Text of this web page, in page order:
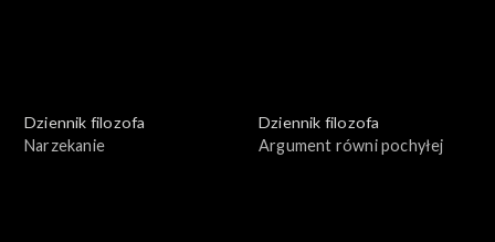
Dziennik filozofa
Narzekanie
Dziennik filozofa
Argument równi pochyłej